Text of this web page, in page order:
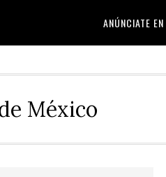
ANÚNCIATE
México